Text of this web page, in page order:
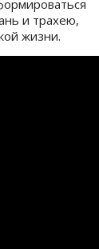
и трахею,
жизни.